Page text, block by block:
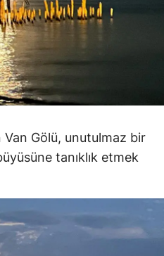
Van Gölü, unutulmaz bir
tanıklık etmek